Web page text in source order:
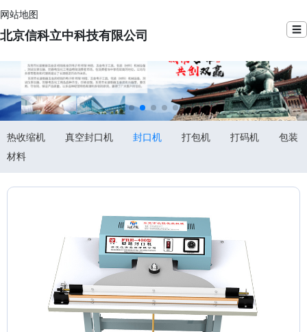
网站地图
北京信科立中科技有限公司 ☰
热收缩机 真空封口机 封口机 打包机 打码机
包装
材料